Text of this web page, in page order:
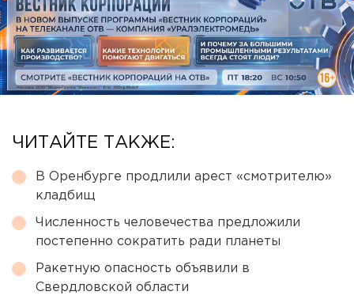
ЧИТАЙТЕ ТАКЖЕ:
В Оренбурге продлили арест «смотрителю»
кладбищ
Численность человечества предложили
постепенно сократить ради планеты
Ракетную опасность объявили в
Свердловской области